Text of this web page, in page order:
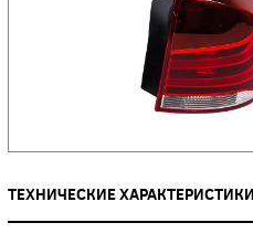
ТЕХНИЧЕСКИЕ ХАРАКТЕРИСТИКИ